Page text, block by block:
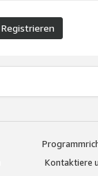
Registrieren
Kontaktiere